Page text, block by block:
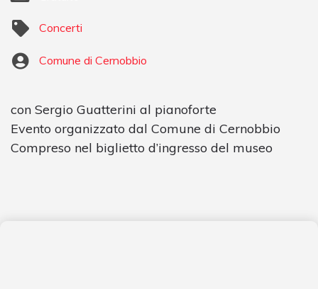
Concerti
Comune di Cernobbio
con Sergio Guatterini al pianoforte
Evento organizzato dal Comune di Cernobbio
Compreso nel biglietto d’ingresso del museo